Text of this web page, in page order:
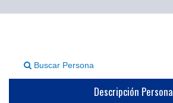
Buscar Persona
Descripción Persona